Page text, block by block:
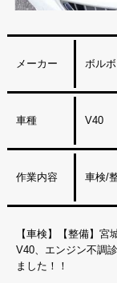
メーカー ボルボ
車種 V40
作業内容 車検/
【車検】【整備】宮
V40、エンジン不調
ました！！